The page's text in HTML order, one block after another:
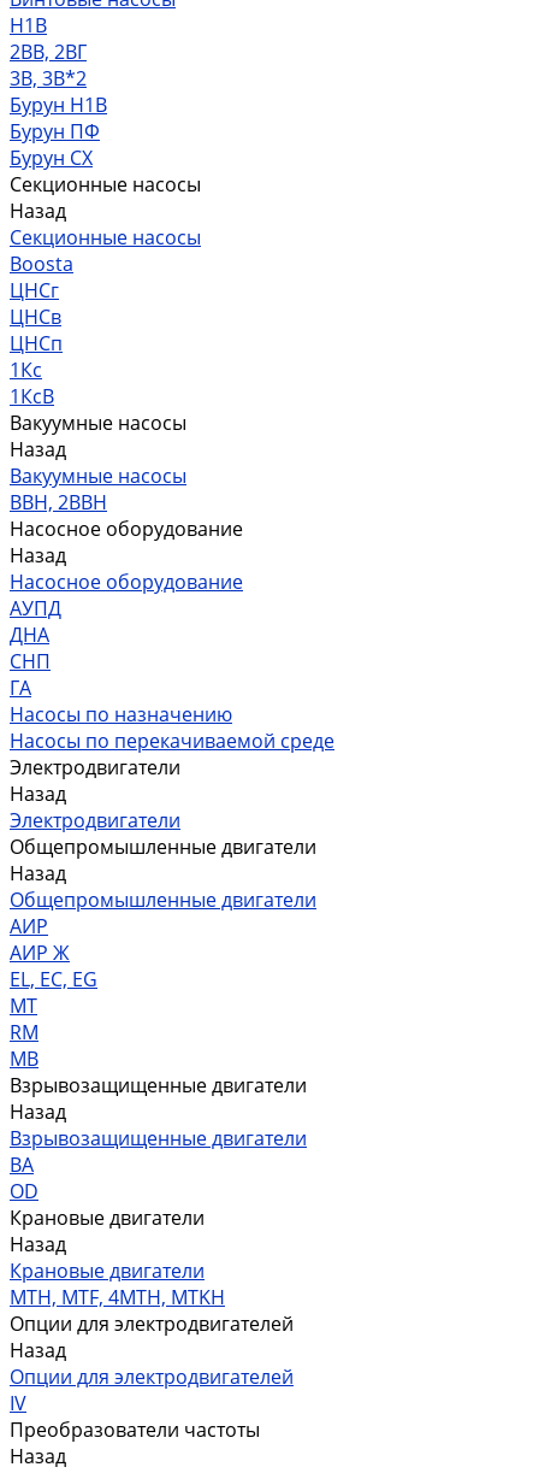
Н1В
2ВВ, 2ВГ
3В, 3В*2
Бурун Н1В
Бурун ПФ
Бурун СХ
Секционные насосы
Назад
Секционные насосы
Boosta
ЦНСг
ЦНСв
ЦНСп
1Кс
1КсВ
Вакуумные насосы
Назад
Вакуумные насосы
ВВН, 2ВВН
Насосное оборудование
Назад
Насосное оборудование
АУПД
ДНА
СНП
ГА
Насосы по назначению
Насосы по перекачиваемой среде
Электродвигатели
Назад
Электродвигатели
Общепромышленные двигатели
Назад
Общепромышленные двигатели
АИР
АИР Ж
EL, EC, EG
MT
RM
MB
Взрывозащищенные двигатели
Назад
Взрывозащищенные двигатели
ВА
OD
Крановые двигатели
Назад
Крановые двигатели
MTH, MTF, 4MTH, MTKH
Опции для электродвигателей
Назад
Опции для электродвигателей
IV
Преобразователи частоты
Назад